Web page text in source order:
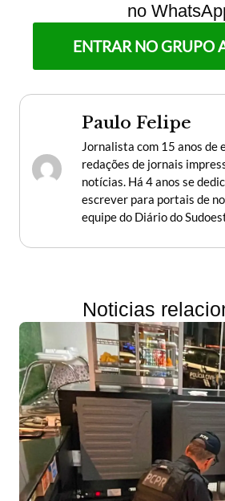
no
ENTRAR NO GRUPO
Paulo Felipe
Jornalista com 15 anos de
redações de jornais
notícias. Há 4 anos se
escrever para portais de
equipe do Diário do
Noticias